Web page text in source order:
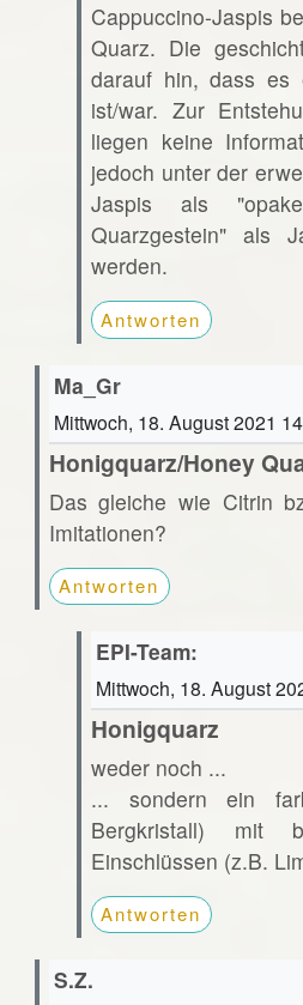
Cappuccino-Jaspis
Quarz. Die
darauf hin, dass es
ist/war. Zur
liegen keine
jedoch unter der
Jaspis als
Quarzgestein" als
werden.
Antworten
Ma_Gr
Mittwoch, 18. August 2021
Honigquarz/Honey
Das gleiche wie Citrin
Imitationen?
Antworten
EPI-Team:
Mittwoch, 18. August
Honigquarz
weder noch ...
... sondern ein
Bergkristall) mit
Einschlüssen (z.B.
Antworten
S.Z.